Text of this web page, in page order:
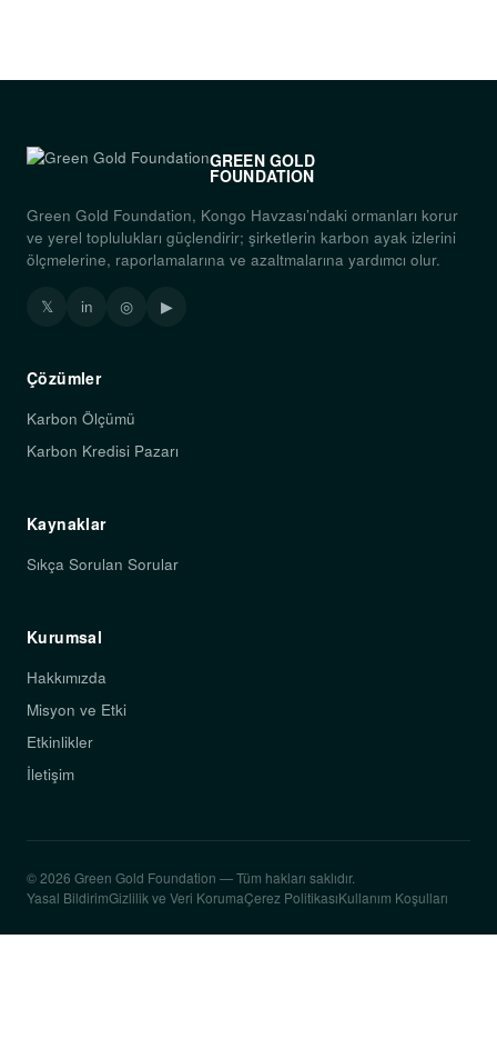
GREEN GOLD
FOUNDATION
Green Gold Foundation, Kongo Havzası’ndaki ormanları korur
ve yerel toplulukları güçlendirir; şirketlerin karbon ayak izlerini
ölçmelerine, raporlamalarına ve azaltmalarına yardımcı olur.
𝕏 in ◎ ▶
Çözümler
Karbon Ölçümü
Karbon Kredisi Pazarı
Kaynaklar
Sıkça Sorulan Sorular
Kurumsal
Hakkımızda
Misyon ve Etki
Etkinlikler
İletişim
© 2026 Green Gold Foundation — Tüm hakları saklıdır.
Yasal BildirimGizlilik ve Veri KorumaÇerez PolitikasıKullanım Koşulları